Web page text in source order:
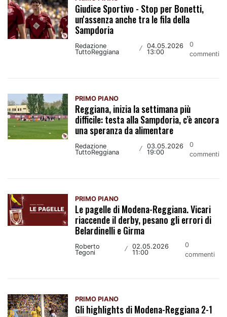
Giudice Sportivo - Stop per Bonetti,
un'assenza anche tra le fila della
Sampdoria
Redazione
TuttoReggiana
/ 04.05.2026
13:00
0
commenti
PRIMO PIANO
Reggiana, inizia la settimana più
difficile: testa alla Sampdoria, c’è ancora
una speranza da alimentare
Redazione
TuttoReggiana
/ 03.05.2026
19:00
0
commenti
PRIMO PIANO
Le pagelle di Modena-Reggiana. Vicari
riaccende il derby, pesano gli errori di
Belardinelli e Girma
Roberto
Tegoni
/
02.05.2026
11:00
0
commenti
PRIMO PIANO
Gli highlights di Modena-Reggiana 2-1